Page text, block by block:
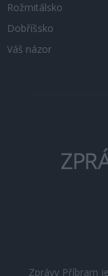
Rožmitálsko
Dobříšsko
Váš názor
Zprávy Příbram